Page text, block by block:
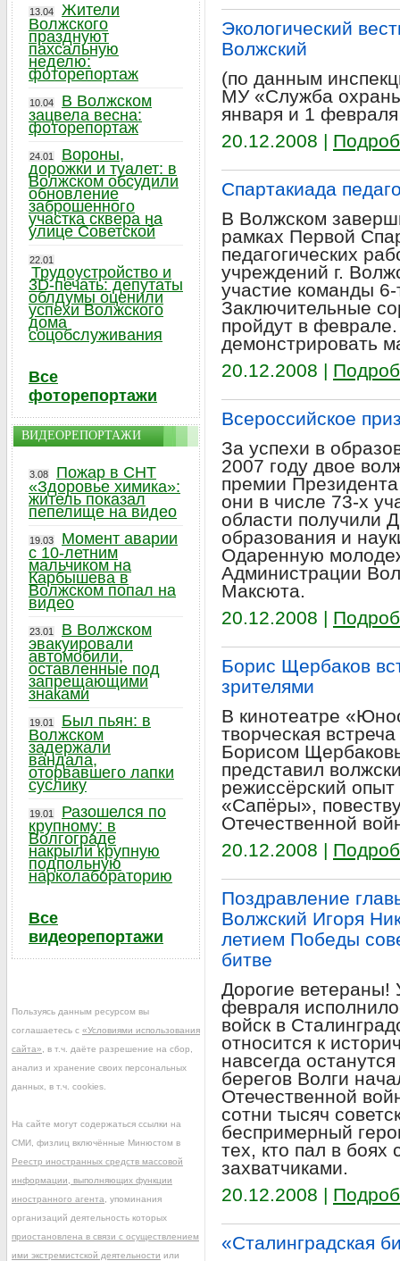
Экологический
Волжский
(по данным
МУ «Служба
января и 1 февраля
20.12.2008 |
Спартакиада
В Волжском
рамках Первой
педагогических
учреждений г.
участие команды
Заключительные
пройдут в
демонстрировать
20.12.2008 |
Всероссийское
За успехи в
2007 году двое
премии
они в числе 73-х
области получили
образования и
Одаренную
Администрации
Максюта.
20.12.2008 |
Борис Щербаков
зрителями
В кинотеатре
творческая
Борисом
представил
режиссёрский
«Сапёры»,
Отечественной
20.12.2008 |
Поздравление
Волжский Игоря
летием Победы
битве
Дорогие
февраля
войск в
относится к
навсегда
берегов Волги
Отечественной
сотни тысяч
беспримерный
тех, кто пал в
захватчиками.
20.12.2008 |
«Сталинградская
13.04
Жители
Волжского
празднуют
пахсальную
неделю:
фоторепортаж
10.04
В Волжском
зацвела весна:
фоторепортаж
24.01
Вороны,
дорожки и туалет: в
Волжском обсудили
обновление
заброшенного
участка сквера на
улице Советской
22.01
Трудоустройство и
3D-печать: депутаты
облдумы оценили
успехи Волжского
дома
соцобслуживания
Все
фоторепортажи
ВИДЕОРЕПОРТАЖИ
3.08
Пожар в СНТ
«Здоровье химика»:
житель показал
пепелище на видео
19.03
Момент аварии
с 10-летним
мальчиком на
Карбышева в
Волжском попал на
видео
23.01
В Волжском
эвакуировали
автомобили,
оставленные под
запрещающими
знаками
19.01
Был пьян: в
Волжском
задержали
вандала,
оторвавшего лапки
суслику
19.01
Разошелся по
крупному: в
Волгограде
накрыли крупную
подпольную
нарколабораторию
Все
видеорепортажи
Пользуясь данным ресурсом вы
соглашаетесь с «Условиями использования
сайта» , в т.ч. даёте разрешение на сбор,
анализ и хранение своих персональных
данных, в т.ч. cookies.
На сайте могут содержаться ссылки на
СМИ, физлиц включённые Минюстом в
Реестр иностранных средств массовой
информации, выполняющих функции
иностранного агента , упоминания
организаций деятельность которых
приостановлена в связи с осуществлением
ими экстремистской деятельности или